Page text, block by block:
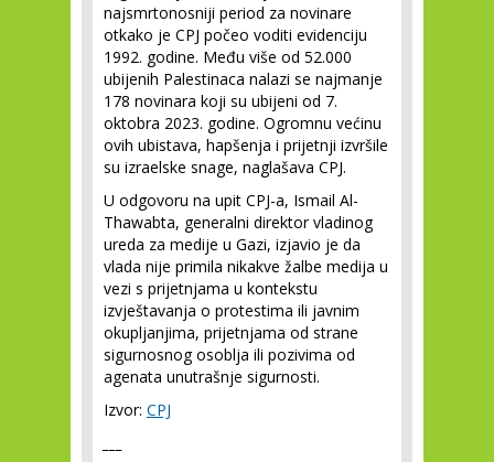
najsmrtonosniji period za novinare
otkako je CPJ počeo voditi evidenciju
1992. godine. Među više od 52.000
ubijenih Palestinaca nalazi se najmanje
178 novinara koji su ubijeni od 7.
oktobra 2023. godine. Ogromnu većinu
ovih ubistava, hapšenja i prijetnji izvršile
su izraelske snage, naglašava CPJ.
U odgovoru na upit CPJ-a, Ismail Al-
Thawabta, generalni direktor vladinog
ureda za medije u Gazi, izjavio je da
vlada nije primila nikakve žalbe medija u
vezi s prijetnjama u kontekstu
izvještavanja o protestima ili javnim
okupljanjima, prijetnjama od strane
sigurnosnog osoblja ili pozivima od
agenata unutrašnje sigurnosti.
Izvor: CPJ